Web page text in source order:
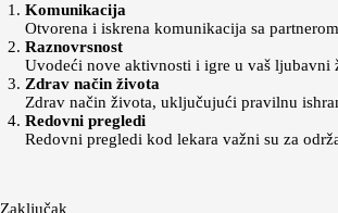
Komunikacija
Otvorena i iskrena komunikacija sa
Raznovrsnost
Uvodeći nove aktivnosti i igre u vaš ljubavni
Zdrav način života
Zdrav način života, uključujući pravilnu
Redovni pregledi
Redovni pregledi kod lekara važni su za
Zaključak